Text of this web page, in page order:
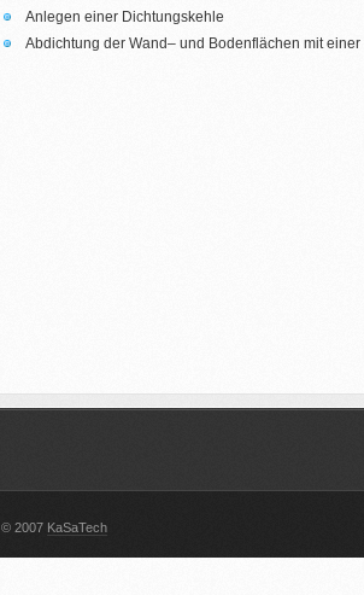
Anlegen einer Dichtungskehle
Abdichtung der Wand– und Bodenflächen mit
© 2007 KaSaTech